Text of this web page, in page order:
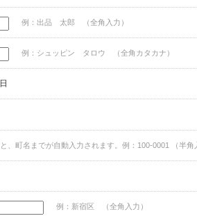
例：出品 太郎 （全角入力）
例：シュッピン タロウ （全角カタカナ）
日
、町名までが自動入力されます。例：100-0001 （半角
例：新宿区 （全角入力）